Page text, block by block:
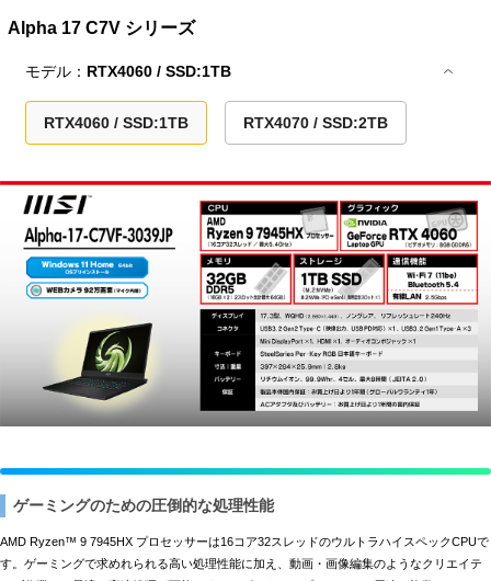
Alpha 17 C7V シリーズ
モデル： RTX4060 / SSD:1TB
RTX4060 / SSD:1TB RTX4070 / SSD:2TB
ゲーミングのための圧倒的な処理性能
AMD Ryzen™ 9 7945HX プロセッサーは16コア32スレッドのウルトラハイスペックCPUで
す。ゲーミングで求めれられる高い処理性能に加え、動画・画像編集のようなクリエイテ